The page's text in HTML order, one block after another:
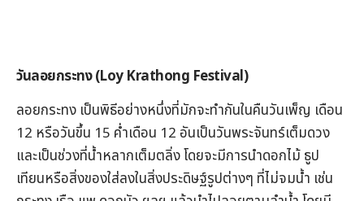
วันลอยกระทง (Loy Krathong Festival)
ลอยกระทง เป็นพิธีอย่างหนึ่งที่มักจะทำกันในคืนวันเพ็ญ เดือน
12 หรือวันขึ้น 15 ค่ำเดือน 12 อันเป็นวันพระจันทร์เต็มดวง
และเป็นช่วงที่น้ำหลากเต็มตลิ่ง โดยจะมีการนำดอกไม้ ธูป
เทียนหรือสิ่งของใส่ลงในสิ่งประดิษฐ์รูปต่างๆ ที่ไม่จมน้ำ เช่น